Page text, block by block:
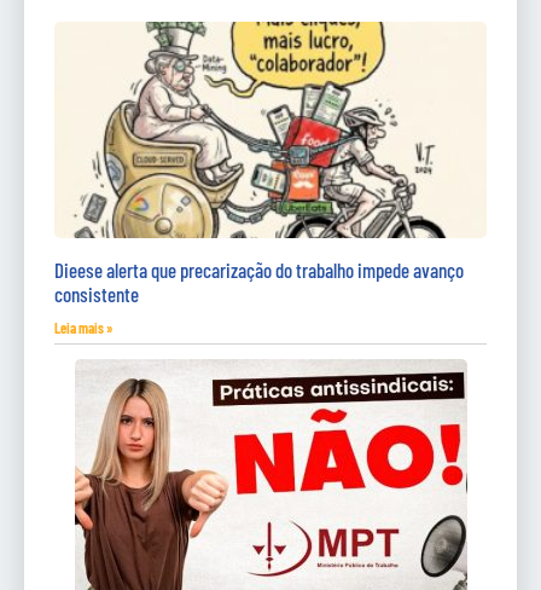
Dieese alerta que precarização do trabalho impede avanço
consistente
Leia mais »